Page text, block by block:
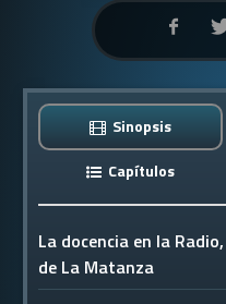
Sinopsis
Capítulos
La docencia en la
de La Matanza